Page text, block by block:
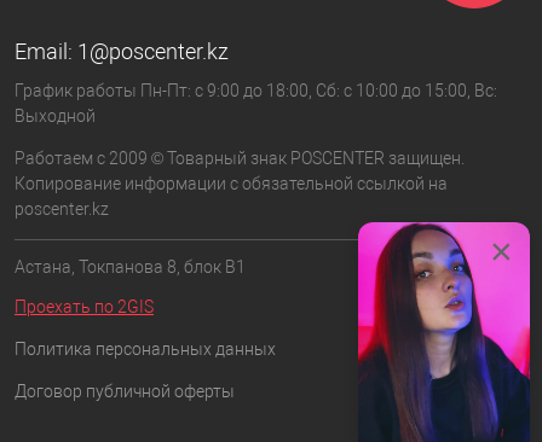
Email: 1@poscenter.kz
График работы Пн-Пт: с 9:00 до 18:00, Сб: с 10:00 до 15:00, Вс:
Выходной
Работаем с 2009 © Товарный знак POSCENTER защищен.
Копирование информации с обязательной ссылкой на
poscenter.kz
Астана, Токпанова 8, блок B1
Проехать по 2GIS
Политика персональных данных
Договор публичной оферты
×